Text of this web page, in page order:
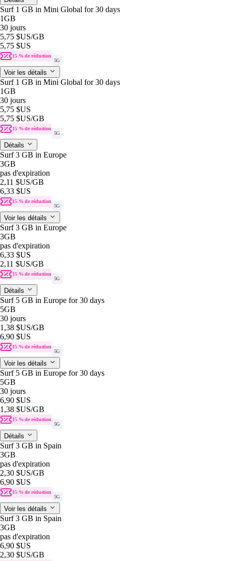
Surf 1 GB in Mini Global for 30 days
1GB
30 jours
5,75 $US/GB
5,75 $US
15 % de réduction
5G
Voir les détails
Surf 1 GB in Mini Global for 30 days
1GB
30 jours
5,75 $US
5,75 $US/GB
15 % de réduction
5G
Détails
Surf 3 GB in Europe
3GB
pas d'expiration
2,11 $US/GB
6,33 $US
15 % de réduction
5G
Voir les détails
Surf 3 GB in Europe
3GB
pas d'expiration
6,33 $US
2,11 $US/GB
15 % de réduction
5G
Détails
Surf 5 GB in Europe for 30 days
5GB
30 jours
1,38 $US/GB
6,90 $US
15 % de réduction
5G
Voir les détails
Surf 5 GB in Europe for 30 days
5GB
30 jours
6,90 $US
1,38 $US/GB
15 % de réduction
5G
Détails
Surf 3 GB in Spain
3GB
pas d'expiration
2,30 $US/GB
6,90 $US
15 % de réduction
5G
Voir les détails
Surf 3 GB in Spain
3GB
pas d'expiration
6,90 $US
2,30 $US/GB